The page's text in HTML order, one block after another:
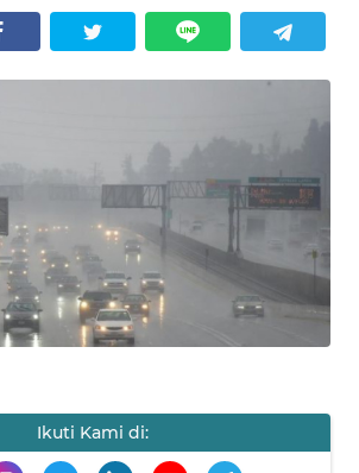
Ikuti Kami di: